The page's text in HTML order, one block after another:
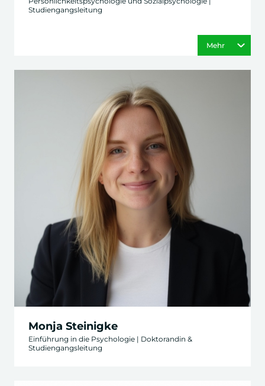
Studiengangsleitung
Mehr
Monja Steinigke
Einführung in die Psychologie | Doktorandin &
Studiengangsleitung